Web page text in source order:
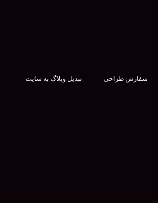
تبدیل وبلاگ به سایت سفارش طراحی